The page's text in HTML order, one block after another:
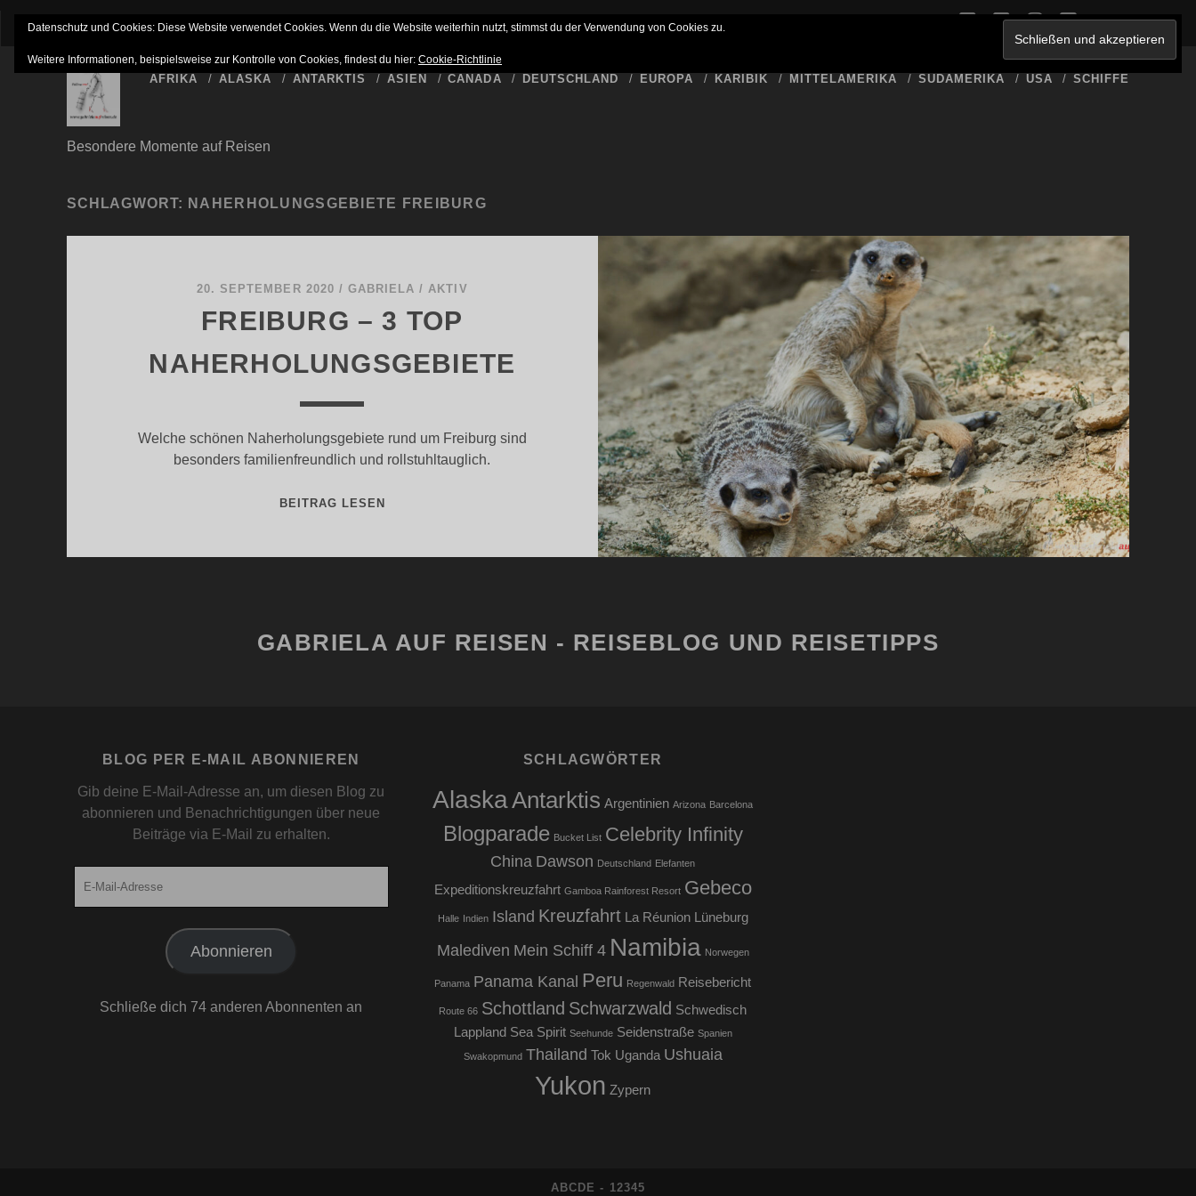
IMPRESSUM NETTIQUETTE HAFTUNGSAUSSCHLUSS BUCKET LIST WER SCHREIBT HIER DATENSCHUTZERKLÄRUNG twitterfacebook
instagram
youtube
Besondere Momente auf Reisen
AFRIKA ALASKA ANTARKTIS ASIEN CANADA DEUTSCHLAND EUROPA KARIBIK MITTELAMERIKA SÜDAMERIKA USA SCHIFFE
SCHLAGWORT: NAHERHOLUNGSGEBIETE FREIBURG
20. SEPTEMBER 2020 / GABRIELA /AKTIV
FREIBURG – 3 TOP
NAHERHOLUNGSGEBIETE
Welche schönen Naherholungsgebiete rund um Freiburg sind
besonders familienfreundlich und rollstuhltauglich.
BEITRAG LESEN
GABRIELA AUF REISEN - REISEBLOG UND REISETIPPS
BLOG PER E-MAIL ABONNIEREN
Gib deine E-Mail-Adresse an, um diesen Blog zu
abonnieren und Benachrichtigungen über neue
Beiträge via E-Mail zu erhalten.
Abonnieren
Schließe dich 74 anderen Abonnenten an
SCHLAGWÖRTER
AlaskaAntarktis Argentinien Arizona Barcelona
Blogparade Bucket List Celebrity Infinity
China Dawson Deutschland Elefanten
Expeditionskreuzfahrt Gamboa Rainforest Resort Gebeco
Halle Indien Island Kreuzfahrt La Réunion Lüneburg
Malediven Mein Schiff 4 Namibia Norwegen
Panama Panama Kanal Peru Regenwald Reisebericht
Route 66 Schottland Schwarzwald Schwedisch
Lappland Sea Spirit Seehunde Seidenstraße Spanien
Swakopmund Thailand Tok Uganda Ushuaia
Yukon Zypern
ABCDE - 12345
Datenschutz und Cookies: Diese Website verwendet Cookies. Wenn du die Website weiterhin nutzt, stimmst du der Verwendung von Cookies zu.
Weitere Informationen, beispielsweise zur Kontrolle von Cookies, findest du hier: Cookie-Richtlinie